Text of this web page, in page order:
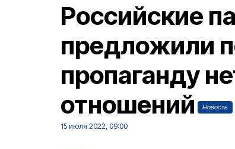
Российские
предложили
пропаганду
отношений
Новость
15 июля 2022, 09:00